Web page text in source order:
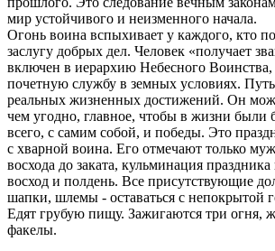
мир устойчивого и неизменного начала.
Огонь воина вспыхивает у каждого, кто
заслугу добрых дел. Человек «получает
включен в иерархию Небесного Воинства,
почетную службу в земных условиях.
реальных жизненных достижений. Он
чем угодно, главное, чтобы в жизни были
всего, с самим собой, и победы. Это
с хварной воина. Его отмечают только
восхода до заката, кульминация
восход и полдень. Все присутствующие
шапки, шлемы - оставаться с непокрытой
Едят грубую пищу. Зажигаются три огня,
факелы.